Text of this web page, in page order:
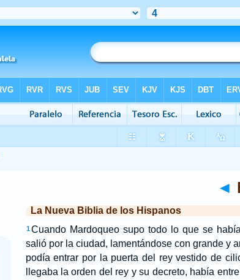
◄
La Nueva Biblia de los Hispanos
1 Cuando Mardoqueo supo todo lo que se
salió por la ciudad, lamentándose con grande y
podía entrar por la puerta del rey vestido de
llegaba la orden del rey y su decreto, había